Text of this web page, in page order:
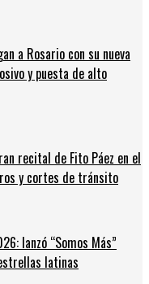
a Rosario con su nueva
y puesta de alto
recital de Fito Páez en el
y cortes de tránsito
lanzó “Somos Más”
latinas